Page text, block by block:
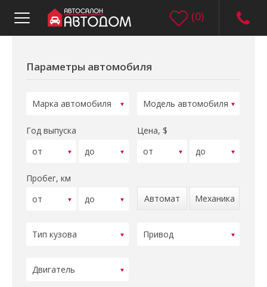
(0)
Параметры автомобиля
Год выпуска Цена, $
Пробег, км
Автомат
Механика